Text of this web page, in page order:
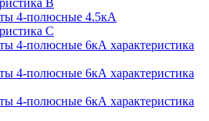
4-полюсные 4.5кА
С
4-полюсные 6кА характеристика
4-полюсные 6кА характеристика
4-полюсные 6кА характеристика